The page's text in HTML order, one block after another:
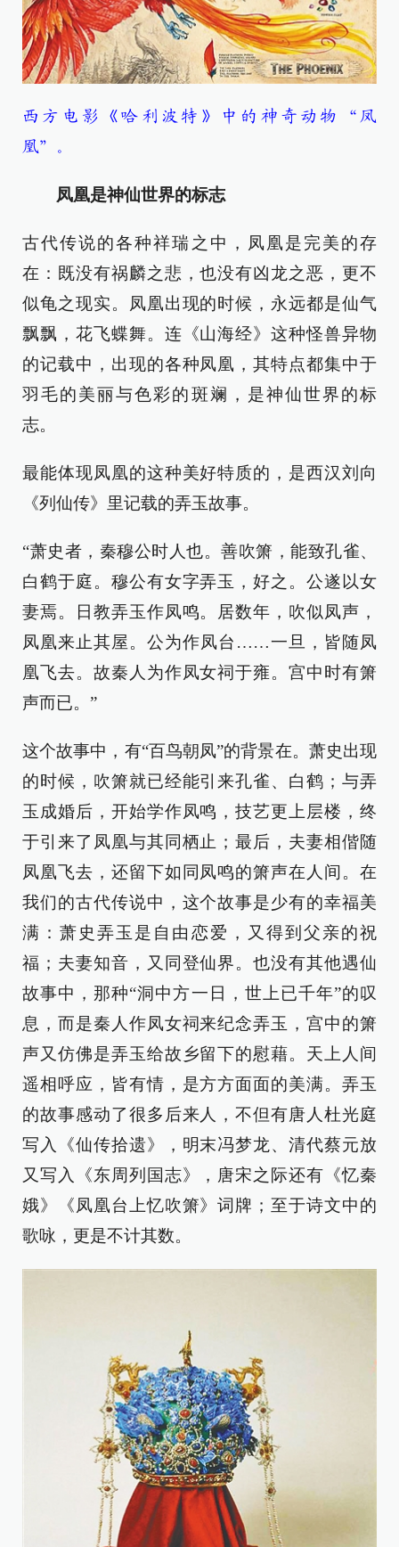
西方电影《哈利波特》中的神奇动物“凤
凰”。
凤凰是神仙世界的标志
古代传说的各种祥瑞之中，凤凰是完美的存
在：既没有祸麟之悲，也没有凶龙之恶，更不
似龟之现实。凤凰出现的时候，永远都是仙气
飘飘，花飞蝶舞。连《山海经》这种怪兽异物
的记载中，出现的各种凤凰，其特点都集中于
羽毛的美丽与色彩的斑斓，是神仙世界的标
志。
最能体现凤凰的这种美好特质的，是西汉刘向
《列仙传》里记载的弄玉故事。
“萧史者，秦穆公时人也。善吹箫，能致孔雀、
白鹤于庭。穆公有女字弄玉，好之。公遂以女
妻焉。日教弄玉作凤鸣。居数年，吹似凤声，
凤凰来止其屋。公为作凤台……一旦，皆随凤
凰飞去。故秦人为作凤女祠于雍。宫中时有箫
声而已。”
这个故事中，有“百鸟朝凤”的背景在。萧史出现
的时候，吹箫就已经能引来孔雀、白鹤；与弄
玉成婚后，开始学作凤鸣，技艺更上层楼，终
于引来了凤凰与其同栖止；最后，夫妻相偕随
凤凰飞去，还留下如同凤鸣的箫声在人间。在
我们的古代传说中，这个故事是少有的幸福美
满：萧史弄玉是自由恋爱，又得到父亲的祝
福；夫妻知音，又同登仙界。也没有其他遇仙
故事中，那种“洞中方一日，世上已千年”的叹
息，而是秦人作凤女祠来纪念弄玉，宫中的箫
声又仿佛是弄玉给故乡留下的慰藉。天上人间
遥相呼应，皆有情，是方方面面的美满。弄玉
的故事感动了很多后来人，不但有唐人杜光庭
写入《仙传拾遗》，明末冯梦龙、清代蔡元放
又写入《东周列国志》，唐宋之际还有《忆秦
娥》《凤凰台上忆吹箫》词牌；至于诗文中的
歌咏，更是不计其数。